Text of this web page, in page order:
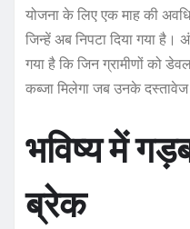
योजना के लिए एक माह की
जिन्हें अब निपटा दिया गया
गया है कि जिन ग्रामीणों को
कब्जा मिलेगा जब उनके
भविष्य में
ब्रेक